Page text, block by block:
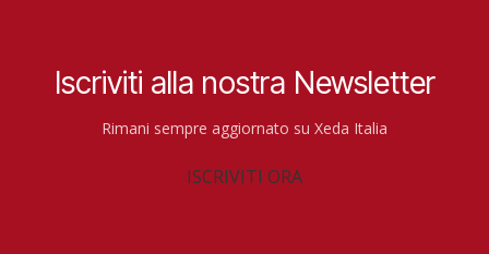
Iscriviti alla nostra Newsletter
Rimani sempre aggiornato su Xeda Italia
ISCRIVITI ORA